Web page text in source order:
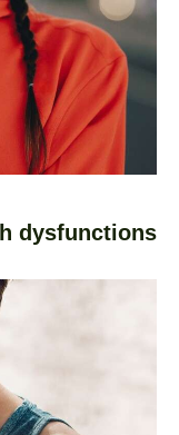
dysfunctions